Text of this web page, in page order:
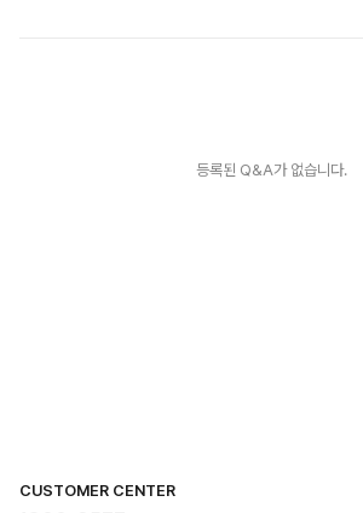
등록된 Q&A가 없습니다.
CUSTOMER CENTER